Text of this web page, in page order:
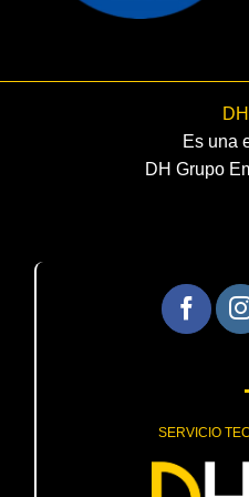
Es una
DH Grupo
SERVICIO